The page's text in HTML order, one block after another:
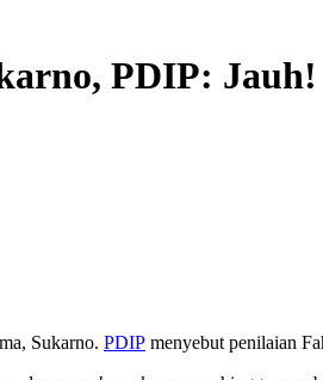
PDIP: Jauh!
Sukarno. PDIP menyebut penilaian